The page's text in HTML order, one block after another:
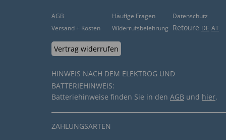
AGB Häufige Fragen
Datenschutz
Versand + Kosten
Widerrufsbelehrung Retoure DE AT
Vertrag widerrufen
HINWEIS NACH DEM ELEKTROG UND
BATTERIEHINWEIS:
Batteriehinweise finden Sie in den AGB und hier.
ZAHLUNGSARTEN